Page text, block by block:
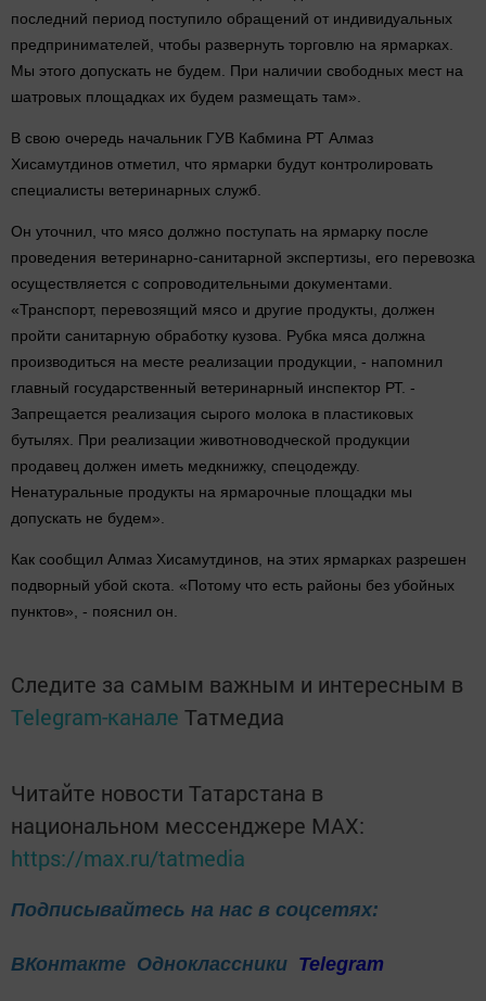
последний период поступило обращений от индивидуальных
предпринимателей, чтобы развернуть торговлю на ярмарках.
Мы этого допускать не будем. При наличии свободных мест на
шатровых площадках их будем размещать там».
В свою очередь начальник ГУВ Кабмина РТ Алмаз
Хисамутдинов отметил, что ярмарки будут контролировать
специалисты ветеринарных служб.
Он уточнил, что мясо должно поступать на ярмарку после
проведения ветеринарно-санитарной экспертизы, его перевозка
осуществляется с сопроводительными документами.
«Транспорт, перевозящий мясо и другие продукты, должен
пройти санитарную обработку кузова. Рубка мяса должна
производиться на месте реализации продукции, - напомнил
главный государственный ветеринарный инспектор РТ. -
Запрещается реализация сырого молока в пластиковых
бутылях. При реализации животноводческой продукции
продавец должен иметь медкнижку, спецодежду.
Ненатуральные продукты на ярмарочные площадки мы
допускать не будем».
Как сообщил Алмаз Хисамутдинов, на этих ярмарках разрешен
подворный убой скота. «Потому что есть районы без убойных
пунктов», - пояснил он.
Следите за самым важным и интересным в
Telegram-канале Татмедиа
Читайте новости Татарстана в
национальном мессенджере MАХ:
https://max.ru/tatmedia
Подписывайтесь на нас в соцсетях:
ВКонтакте Одноклассники Telegram